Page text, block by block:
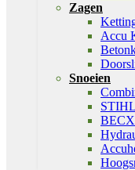
Zagen
Accu
Snoeien
BECX